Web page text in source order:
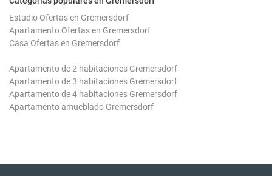
Estudio Ofertas en Gremersdorf
Apartamento Ofertas en Gremersdorf
Casa Ofertas en Gremersdorf
Apartamento de 2 habitaciones Gremersdorf
Apartamento de 3 habitaciones Gremersdorf
Apartamento de 4 habitaciones Gremersdorf
Apartamento amueblado Gremersdorf